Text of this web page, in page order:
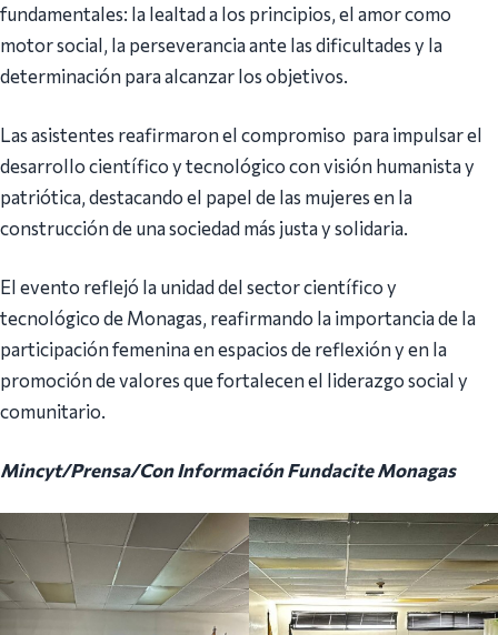
fundamentales: la lealtad a los principios, el amor como
motor social, la perseverancia ante las dificultades y la
determinación para alcanzar los objetivos.
Las asistentes reafirmaron el compromiso para impulsar el
desarrollo científico y tecnológico con visión humanista y
patriótica, destacando el papel de las mujeres en la
construcción de una sociedad más justa y solidaria.
El evento reflejó la unidad del sector científico y
tecnológico de Monagas, reafirmando la importancia de la
participación femenina en espacios de reflexión y en la
promoción de valores que fortalecen el liderazgo social y
comunitario.
Mincyt/Prensa/Con Información Fundacite Monagas